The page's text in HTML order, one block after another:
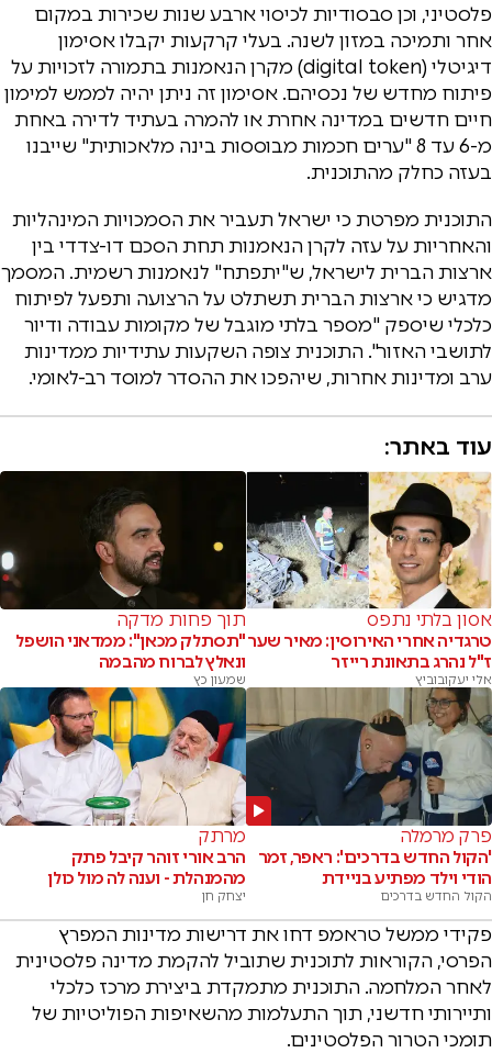
פלסטיני, וכן סבסודיות לכיסוי ארבע שנות שכירות במקום
אחר ותמיכה במזון לשנה. בעלי קרקעות יקבלו אסימון
דיגיטלי (digital token) מקרן הנאמנות בתמורה לזכויות על
פיתוח מחדש של נכסיהם. אסימון זה ניתן יהיה לממש למימון
חיים חדשים במדינה אחרת או להמרה בעתיד לדירה באחת
מ-6 עד 8 "ערים חכמות מבוססות בינה מלאכותית" שייבנו
בעזה כחלק מהתוכנית.
התוכנית מפרטת כי ישראל תעביר את הסמכויות המינהליות
והאחריות על עזה לקרן הנאמנות תחת הסכם דו-צדדי בין
ארצות הברית לישראל, ש"יתפתח" לנאמנות רשמית. המסמך
מדגיש כי ארצות הברית תשתלט על הרצועה ותפעל לפיתוח
כלכלי שיספק "מספר בלתי מוגבל של מקומות עבודה ודיור
לתושבי האזור". התוכנית צופה השקעות עתידיות ממדינות
ערב ומדינות אחרות, שיהפכו את ההסדר למוסד רב-לאומי.
עוד באתר:
אסון בלתי נתפס
טרגדיה אחרי האירוסין: מאיר שער
ז"ל נהרג בתאונת רייזר
אלי יעקובוביץ
תוך פחות מדקה
"תסתלק מכאן": ממדאני הושפל
ונאלץ לברוח מהבמה
שמעון כץ
פרק מרמלה
'הקול החדש בדרכים': ראפר, זמר
הודי וילד מפתיע בניידת
הקול החדש בדרכים
מרתק
הרב אורי זוהר קיבל פתק
מהמנהלת - וענה לה מול כולן
יצחק חן
פקידי ממשל טראמפ דחו את דרישות מדינות המפרץ
הפרסי, הקוראות לתוכנית שתוביל להקמת מדינה פלסטינית
לאחר המלחמה. התוכנית מתמקדת ביצירת מרכז כלכלי
ותיירותי חדשני, תוך התעלמות מהשאיפות הפוליטיות של
תומכי הטרור הפלסטינים.